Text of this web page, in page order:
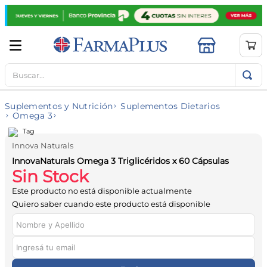
Buscar...
Suplementos y Nutrición
Suplementos Dietarios
Omega 3
Innova Naturals
InnovaNaturals Omega 3 Triglicéridos x 60 Cápsulas
Sin Stock
Este producto no está disponible actualmente
Quiero saber cuando este producto está disponible
TÉRMINOS MÁS BUSCADOS
1.
mela b3
2.
cerave limpieza
3.
creatina
5.
shampoo
6.
proteina
7.
ibuprofeno
8.
contorno ojos
9.
magnesio